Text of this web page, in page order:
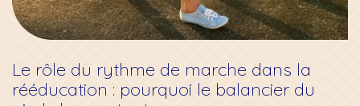
Le rôle du rythme de marche dans la
rééducation : pourquoi le balancier du